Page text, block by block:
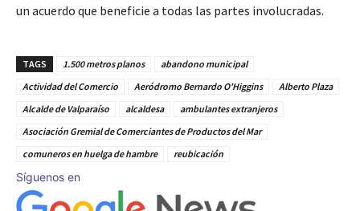
un acuerdo que beneficie a todas las partes involucradas.
TAGS 1.500 metros planos
abandono municipal
Actividad del Comercio
Aeródromo Bernardo O'Higgins
Alberto Plaza
Alcalde de Valparaíso
alcaldesa
ambulantes extranjeros
Asociación Gremial de Comerciantes de Productos del Mar
comuneros en huelga de hambre
reubicación
Síguenos en